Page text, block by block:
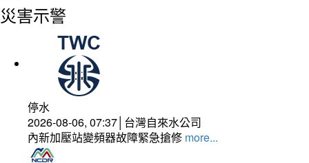
災害示警
停水
2026-08-06, 07:37│台灣自來水公司
內新加壓站變頻器故障緊急搶修 more...